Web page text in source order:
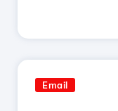
Email